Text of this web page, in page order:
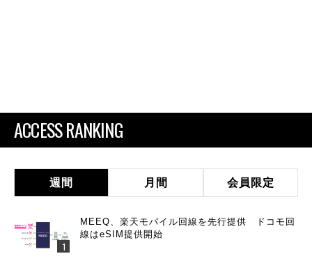
ACCESS RANKING
週間 月間 会員限定
MEEQ、楽天モバイル回線を先行提供 ドコモ回
線はeSIM提供開始